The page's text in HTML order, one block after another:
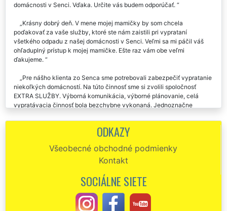
domácnosti v Senci. Vďaka. Určite vás budem odporúčať.
Krásny dobrý deň. V mene mojej mamičky by som chcela
poďakovať za vaše služby, ktoré ste nám zaistili pri vyprataní
všetkého odpadu z našej domácnosti v Senci. Veľmi sa mi páčil váš
ohľaduplný prístup k mojej mamičke. Ešte raz vám obe veľmi
ďakujeme.
Pre nášho klienta zo Senca sme potrebovali zabezpečiť vypratanie
niekoľkých domácností. Na túto činnosť sme si zvolili spoločnosť
EXTRA SLUŽBY. Výborná komunikácia, výborné plánovanie, celá
vypratávacia činnosť bola bezchybne vykonaná. Jednoznačne
profesionálne vypratávacie služby.
VYPRATÁVANIE, ktorá mi zabezpečovala vypratanie domácnosti v
Parádne uskutočnené vypratanie domácnosti v Senci. Oceňujem
Vašu dochvíľnosť a spoľahlivosť. S cenou som bol taktiež veľmi
ODKAZY
Všeobecné obchodné podmienky
Kontakt
SOCIÁLNE SIETE